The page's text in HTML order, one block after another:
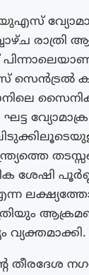
യുഎസ്
രാത്രി
സെൻട്രൽ
ഘട്ട
ശേഷി
തീരദേശ